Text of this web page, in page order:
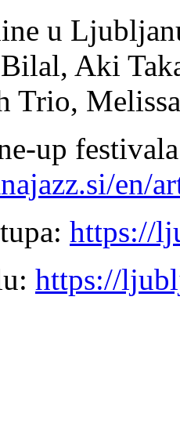
u
Aki
Trio,
up
en/
https://
https://